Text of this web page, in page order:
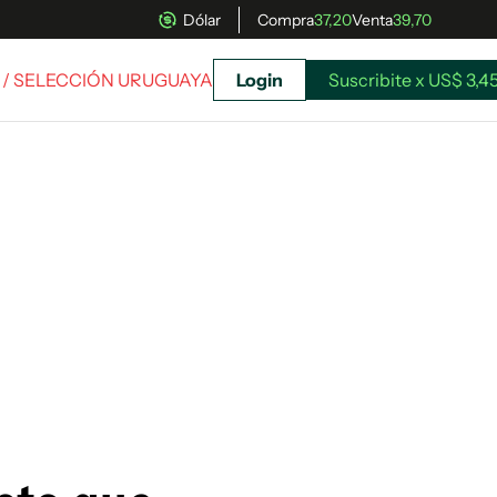
Dólar Compra37,20Venta39,70
/ SELECCIÓN URUGUAYA Login Suscribite x US$